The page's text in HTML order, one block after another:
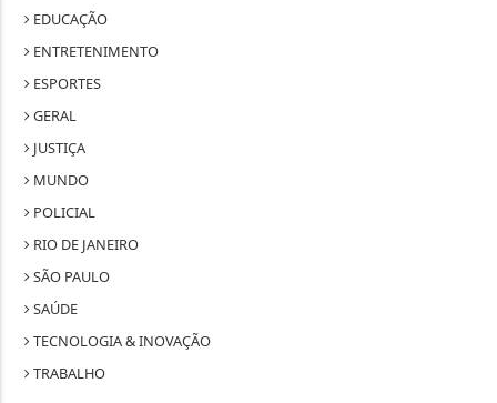
EDUCAÇÃO
ENTRETENIMENTO
ESPORTES
GERAL
JUSTIÇA
MUNDO
POLICIAL
RIO DE JANEIRO
SÃO PAULO
SAÚDE
TECNOLOGIA & INOVAÇÃO
TRABALHO